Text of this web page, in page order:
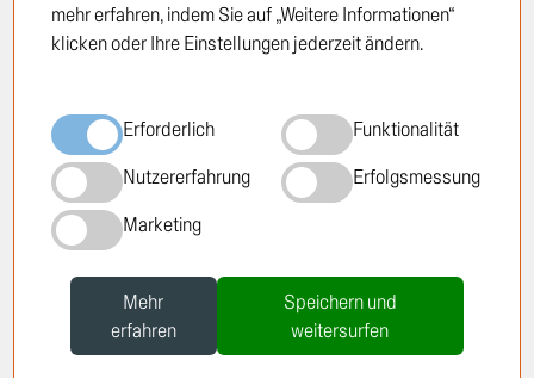
INFORMATION
Standorte
Über TRUCKTEC
Geschichte
Karriere
Newsletter
RECHTLICHES
Datenschutzrichtlinie
Cookie-Richtlinie
AGB
mehr erfahren, indem Sie auf „Weitere Informationen“
klicken oder Ihre Einstellungen jederzeit ändern.
Erforderlich
Funktionalität
Nutzererfahrung
Erfolgsmessung
Marketing
Mehr
erfahren
Speichern und
weitersurfen